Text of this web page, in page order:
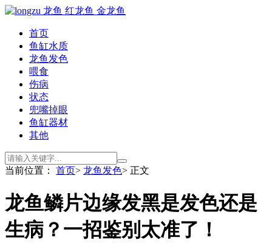
首页
鱼缸水质
龙鱼发色
喂食
伤病
状态
兜嘴掉眼
鱼缸器材
其他
当前位置： 首页> 龙鱼发色> 正文
龙鱼鳞片边缘发黑是发色还是
生病？一招鉴别太准了！